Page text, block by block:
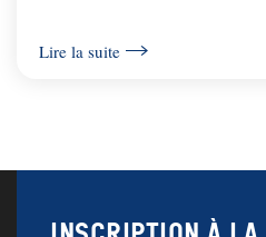
Lire la suite